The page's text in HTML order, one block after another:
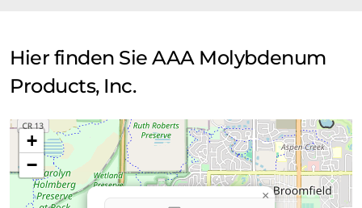
Hier finden Sie AAA Molybdenum
Products, Inc.
×
+
−